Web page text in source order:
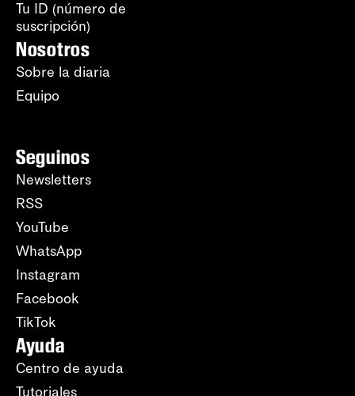
Tu ID (número de
suscripción)
Nosotros
Sobre la diaria
Equipo
Seguinos
Newsletters
RSS
YouTube
WhatsApp
Instagram
Facebook
TikTok
Ayuda
Centro de ayuda
Tutoriales